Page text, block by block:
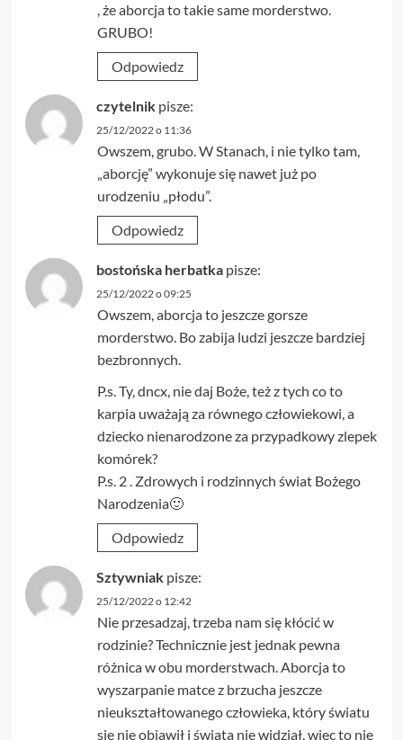
, że aborcja to takie same morderstwo.
GRUBO!
Odpowiedz
czytelnik pisze:
25/12/2022 o 11:36
Owszem, grubo. W Stanach, i nie tylko tam,
„aborcję” wykonuje się nawet już po
urodzeniu „płodu”.
Odpowiedz
bostońska herbatka pisze:
25/12/2022 o 09:25
Owszem, aborcja to jeszcze gorsze
morderstwo. Bo zabija ludzi jeszcze bardziej
bezbronnych.
P.s. Ty, dncx, nie daj Boże, też z tych co to
karpia uważają za równego człowiekowi, a
dziecko nienarodzone za przypadkowy zlepek
komórek?
P.s. 2 . Zdrowych i rodzinnych świat Bożego
Narodzenia🙂
Odpowiedz
Sztywniak pisze:
25/12/2022 o 12:42
Nie przesadzaj, trzeba nam się kłócić w
rodzinie? Technicznie jest jednak pewna
różnica w obu morderstwach. Aborcja to
wyszarpanie matce z brzucha jeszcze
nieukształtowanego człowieka, który światu
się nie objawił i świata nie widział, więc to nie